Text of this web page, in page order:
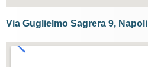
Via Guglielmo Sagrera 9, Napoli